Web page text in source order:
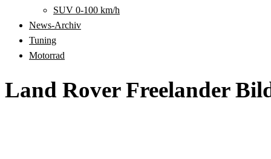
SUV 0-100 km/h
News-Archiv
Tuning
Motorrad
Land Rover Freelander